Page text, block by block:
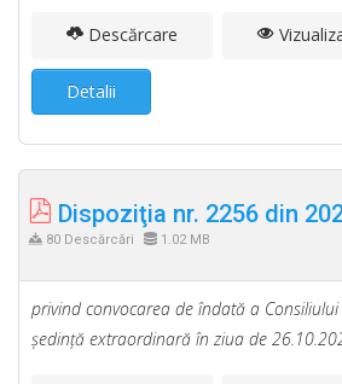
Descărcare
Detalii
Dispoziţia nr. 2256 din
80 Descărcări 1.02 MB
privind convocarea de îndată a
şedinţă extraordinară în ziua de